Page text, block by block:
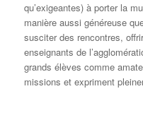
qu’exigeantes) à porter la
manière aussi généreuse
susciter des rencontres,
enseignants de
grands élèves comme
missions et expriment